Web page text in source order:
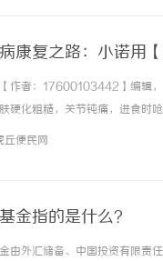
康复之路：小诺用
作者：17600103442】编辑
硬化粗糙，关节钝痛，进食时
小诺被确诊为系统性硬皮病，
丘便民网
金指的是什么？
由外汇储备、中国投资有限责